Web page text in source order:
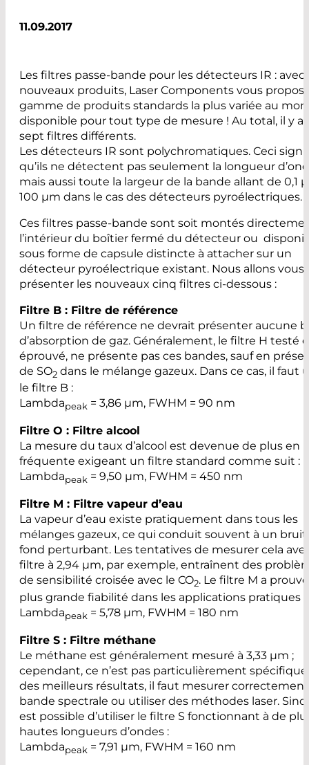
11.09.2017
Les filtres passe-bande pour les détecteurs IR : avec
nouveaux produits, Laser Components vous
gamme de produits standards la plus variée au
disponible pour tout type de mesure ! Au total, il y a
sept filtres différents.
Les détecteurs IR sont polychromatiques. Ceci
qu’ils ne détectent pas seulement la longueur
mais aussi toute la largeur de la bande allant de 0,1
100 µm dans le cas des détecteurs pyroélectriques.
Ces filtres passe-bande sont soit montés
l’intérieur du boîtier fermé du détecteur ou
sous forme de capsule distincte à attacher sur un
détecteur pyroélectrique existant. Nous allons vous
présenter les nouveaux cinq filtres ci-dessous :
Filtre B : Filtre de référence
Un filtre de référence ne devrait présenter aucune
d’absorption de gaz. Généralement, le filtre H testé
éprouvé, ne présente pas ces bandes, sauf en
de SO2 dans le mélange gazeux. Dans ce cas, il faut
le filtre B :
Lambdapeak = 3,86 µm, FWHM = 90 nm
Filtre O : Filtre alcool
La mesure du taux d’alcool est devenue de plus en
fréquente exigeant un filtre standard comme suit :
Lambdapeak = 9,50 µm, FWHM = 450 nm
Filtre M : Filtre vapeur d’eau
La vapeur d’eau existe pratiquement dans tous les
mélanges gazeux, ce qui conduit souvent à un
fond perturbant. Les tentatives de mesurer cela
filtre à 2,94 µm, par exemple, entraînent des
de sensibilité croisée avec le CO2. Le filtre M a
plus grande fiabilité dans les applications pratiques :
Lambdapeak = 5,78 µm, FWHM = 180 nm
Filtre S : Filtre méthane
Le méthane est généralement mesuré à 3,33 µm ;
cependant, ce n’est pas particulièrement
des meilleurs résultats, il faut mesurer
bande spectrale ou utiliser des méthodes laser.
est possible d’utiliser le filtre S fonctionnant à de
hautes longueurs d’ondes :
Lambdapeak = 7,91 µm, FWHM = 160 nm